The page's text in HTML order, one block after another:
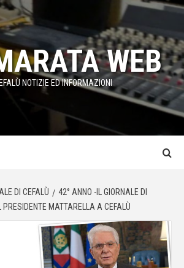
WEB
NOTIZIE ED INFORMAZIONI
DI CEFALÙ
42° ANNO -IL GIORNALE DI
MATTARELLA A CEFALÙ